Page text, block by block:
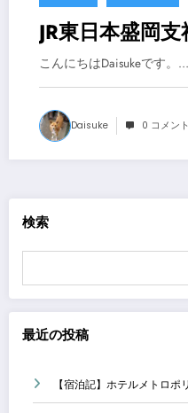
JR東日本盛岡
こんにちはDaisukeです。…
Daisuke 0 コメント
検索
最近の投稿
【宿泊記】ホテルメトロ